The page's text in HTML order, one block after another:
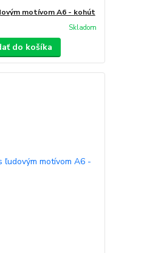
motívom A6 - kohút
Skladom
do košíka